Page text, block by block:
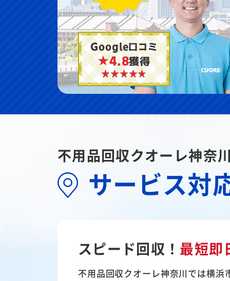
Google口コミ
★4.8獲得
不用品回収クオーレ神奈
サービス対
スピード回収！ 最短即
不用品回収クオーレ神奈川では横浜